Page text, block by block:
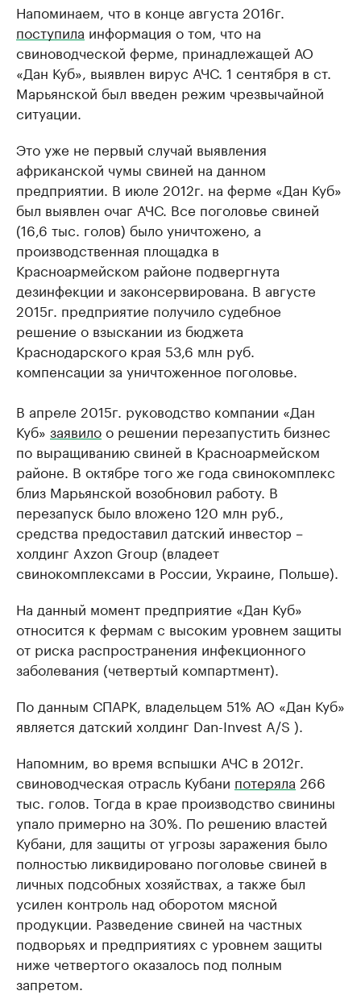
Напоминаем, что в конце августа 2016г.
поступила информация о том, что на
свиноводческой ферме, принадлежащей АО
«Дан Куб», выявлен вирус АЧС. 1 сентября в ст.
Марьянской был введен режим чрезвычайной
ситуации.
Это уже не первый случай выявления
африканской чумы свиней на данном
предприятии. В июле 2012г. на ферме «Дан Куб»
был выявлен очаг АЧС. Все поголовье свиней
(16,6 тыс. голов) было уничтожено, а
производственная площадка в
Красноармейском районе подвергнута
дезинфекции и законсервирована. В августе
2015г. предприятие получило судебное
решение о взыскании из бюджета
Краснодарского края 53,6 млн руб.
компенсации за уничтоженное поголовье.
В апреле 2015г. руководство компании «Дан
Куб» заявилоо решении перезапустить бизнес
по выращиванию свиней в Красноармейском
районе. В октябре того же года свинокомплекс
близ Марьянской возобновил работу. В
перезапуск было вложено 120 млн руб.,
средства предоставил датский инвестор –
холдинг Axzon Group (владеет
свинокомплексами в России, Украине, Польше).
На данный момент предприятие «Дан Куб»
относится к фермам с высоким уровнем защиты
от риска распространения инфекционного
заболевания (четвертый компартмент).
По данным СПАРК, владельцем 51% АО «Дан Куб»
является датский холдинг Dan-Invest A/S ).
Напомним, во время вспышки АЧС в 2012г.
свиноводческая отрасль Кубани потеряла 266
тыс. голов. Тогда в крае производство свинины
упало примерно на 30%. По решению властей
Кубани, для защиты от угрозы заражения было
полностью ликвидировано поголовье свиней в
личных подсобных хозяйствах, а также был
усилен контроль над оборотом мясной
продукции. Разведение свиней на частных
подворьях и предприятиях с уровнем защиты
ниже четвертого оказалось под полным
запретом.